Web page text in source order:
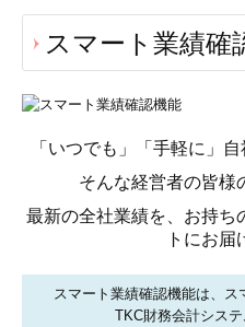
会社設立・開業支援
相続・資産税対策
クリニック・介護業のお客
スマート業績確
「いつでも」「手軽に」
そんな経営者の皆様
最新の全社業績を、お持ち
トにお届
スマート業績確認機能は、ス
TKC財務会計シス